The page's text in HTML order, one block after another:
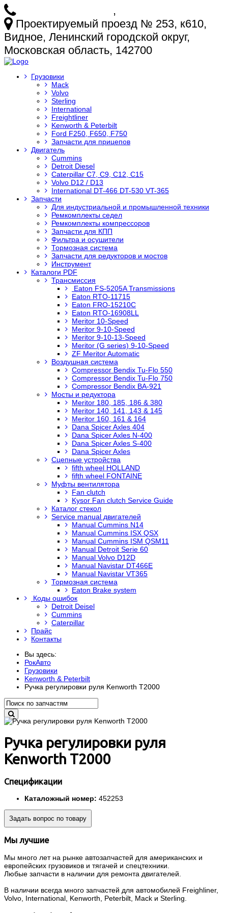
,
Проектируемый проезд № 253, к610,
Видное, Ленинский городской округ,
Московская область, 142700
Грузовики
Mack
Volvo
Sterling
International
Freightliner
Kenworth & Peterbilt
Ford F250, F650, F750
Запчасти для прицепов
Двигатель
Cummins
Detroit Diesel
Caterpillar C7, C9, C12, C15
Volvo D12 / D13
International DT-466 DT-530 VT-365
Запчасти
Для индустриальной и промышленной техники
Ремкомплекты седел
Ремкомплекты компрессоров
Запчасти для КПП
Фильтра и осушители
Тормозная система
Запчасти для редукторов и мостов
Инструмент
Каталоги PDF
Трансмиссия
Eaton FS-5205A Transmissions
Eaton RTO-11715
Eaton FRO-15210C
Eaton RTO-16908LL
Meritor 10-Speed
Meritor 9-10-Speed
Meritor 9-10-13-Speed
Meritor (G series) 9-10-Speed
ZF Meritor Automatic
Воздушная система
Compressor Bendix Tu-Flo 550
Compressor Bendix Tu-Flo 750
Compressor Bendix BA-921
Мосты и редуктора
Meritor 180, 185, 186 & 380
Meritor 140, 141, 143 & 145
Meritor 160, 161 & 164
Dana Spicer Axles 404
Dana Spicer Axles N-400
Dana Spicer Axles S-400
Dana Spicer Axles
Сцепные устройства
fifth wheel HOLLAND
fifth wheel FONTAINE
Муфты вентилятора
Fan clutch
Kysor Fan clutch Service Guide
Каталог стекол
Service manual двигателей
Manual Cummins N14
Manual Cummins ISX QSX
Manual Cummins ISM QSM11
Manual Detroit Serie 60
Manual Volvo D12D
Manual Navistar DT466E
Manual Navistar VT365
Тормозная система
Eaton Brake system
Коды ошибок
Detroit Deisel
Cummins
Caterpillar
Прайс
Контакты
Вы здесь:
РокАвто
Грузовики
Kenworth & Peterbilt
Ручка регулировки руля Kenworth T2000
Ручка регулировки руля
Kenworth T2000
Спецификации
Каталожный номер: 452253
Задать вопрос по товару
Мы лучшие
Мы много лет на рынке автозапчастей для американских и
европейских грузовиков и тягачей и спецтехники.
Любые запчасти в наличии для ремонта двигателей.
В наличии всегда много запчастей для автомобилей Freighliner,
Volvo, International, Kenworth, Peterbilt, Mack и Sterling.